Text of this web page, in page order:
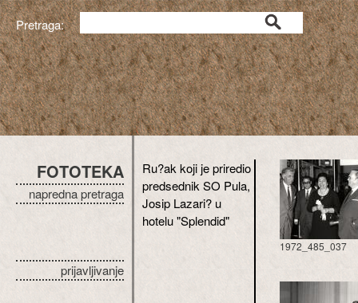
Pretraga:
FOTOTEKA
napredna pretraga
prijavljivanje
Ru?ak koji je priredio
predsednik SO Pula,
Josip Lazari? u
hotelu "Splendid"
1972_485_037